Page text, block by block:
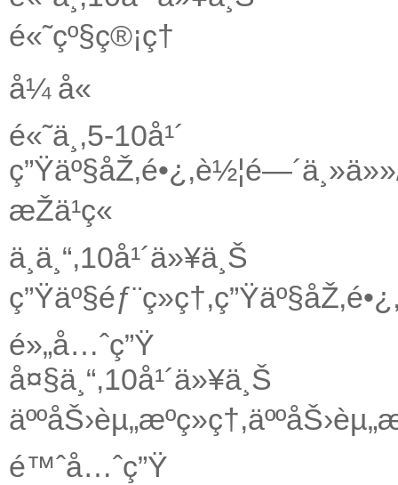
é«˜çº§ç®¡ç†
å¼ å«
é«˜ä¸­,5-10å¹´
æŽä¹ç«
ä¸­ä¸“,10å¹´ä»¥ä¸Š
é»„å…ˆç”Ÿ
å¤§ä¸“,10å¹´ä»¥ä¸Š
é™ˆå…ˆç”Ÿ